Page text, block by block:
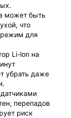
может быть
что
режим для
Li-lon на
убрать даже
перепадов
риск